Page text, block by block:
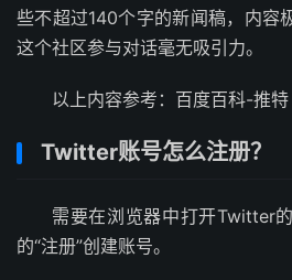
些不超过140个字的新闻稿，内容
这个社区参与对话毫无吸引力。
以上内容参考：百度百科-推特
Twitter账号怎么注册？
需要在浏览器中打开Twitter
的“注册”创建账号。